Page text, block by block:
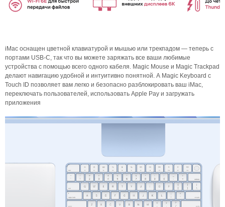
iMac оснащен цветной клавиатурой и мышью или трекпадом — теперь с
портами USB-C, так что вы можете заряжать все ваши любимые
устройства с помощью всего одного кабеля. Magic Mouse и Magic Trackpad
делают навигацию удобной и интуитивно понятной. А Magic Keyboard с
Touch ID позволяет вам легко и безопасно разблокировать ваш iMac,
переключать пользователей, использовать Apple Pay и загружать
приложения